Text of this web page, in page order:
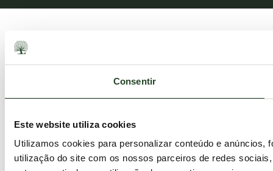
Consentir
Este website utiliza cookies
Utilizamos cookies para personalizar conteúdo e anúncios,
utilização do site com os nossos parceiros de redes